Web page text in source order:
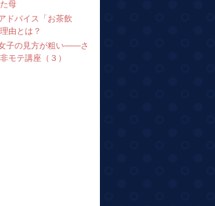
母
ドバイス「お茶飲
由とは？
子の見方が粗い――さ
モテ講座（３）